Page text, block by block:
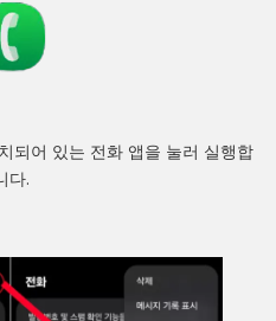
되어 있는 전화 앱을 눌러 실행합
다.